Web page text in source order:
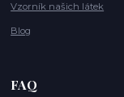
Vzorník našich látek
Blog
FAQ